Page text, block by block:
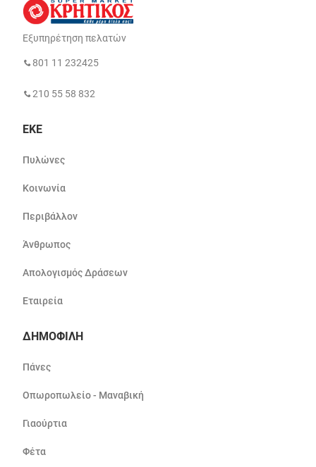
Εξυπηρέτηση πελατών
801 11 232425
210 55 58 832
ΕΚΕ
Πυλώνες
Κοινωνία
Περιβάλλον
Άνθρωπος
Απολογισμός Δράσεων
Εταιρεία
ΔΗΜΟΦΙΛΗ
Πάνες
Οπωροπωλείο - Μαναβική
Γιαούρτια
Φέτα